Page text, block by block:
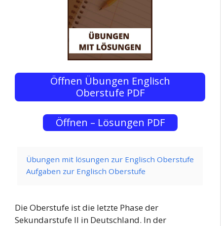
Öffnen Übungen Englisch
Oberstufe PDF
Öffnen – Lösungen PDF
Übungen mit lösungen zur Englisch Oberstufe
Aufgaben zur Englisch Oberstufe
Die Oberstufe ist die letzte Phase der
Sekundarstufe II in Deutschland. In der